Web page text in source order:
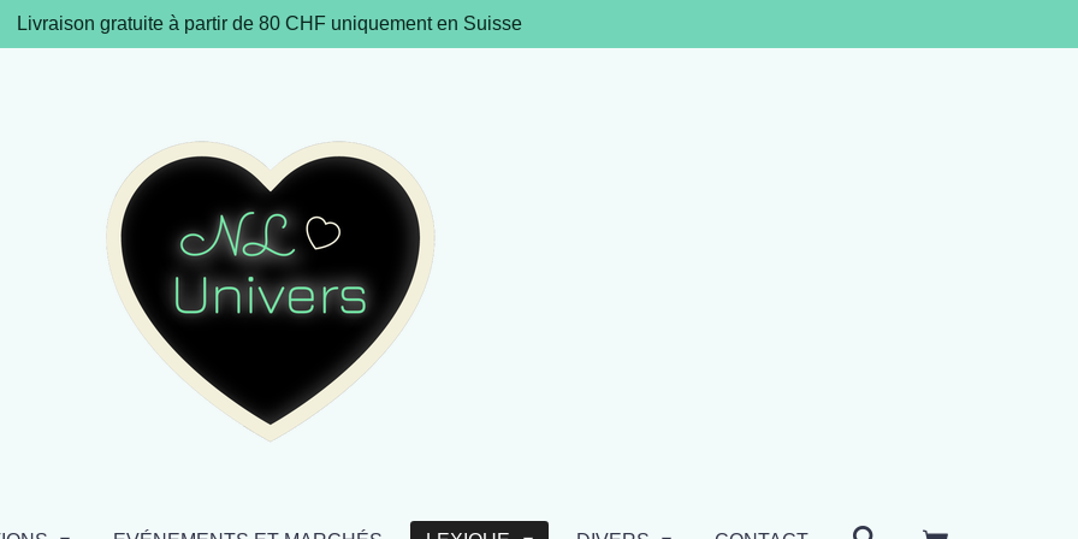
Livraison gratuite à partir de 80 CHF uniquement en Suisse